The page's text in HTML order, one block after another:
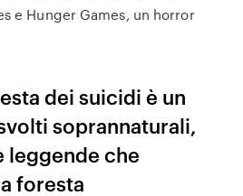
e Hunger Games, un horror
dei suicidi è un
soprannaturali,
leggende che
foresta